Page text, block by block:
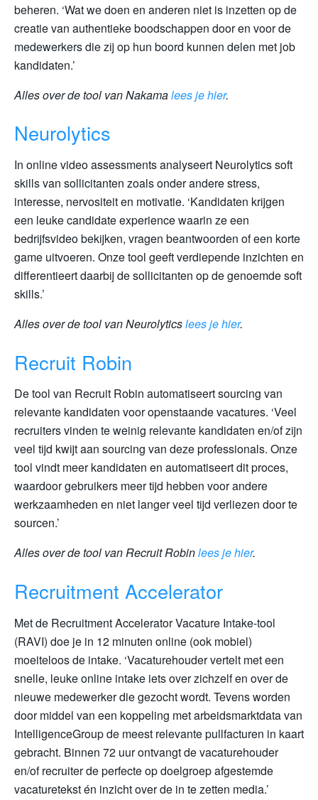
beheren. ‘Wat we doen en anderen niet is inzetten op de
creatie van authentieke boodschappen door en voor de
medewerkers die zij op hun boord kunnen delen met job
kandidaten.’
Alles over de tool van Nakamalees je hier.
Neurolytics
In online video assessments analyseert Neurolytics soft
skills van sollicitanten zoals onder andere stress,
interesse, nervositeit en motivatie. ‘Kandidaten krijgen
een leuke candidate experience waarin ze een
bedrijfsvideo bekijken, vragen beantwoorden of een korte
game uitvoeren. Onze tool geeft verdiepende inzichten en
differentieert daarbij de sollicitanten op de genoemde soft
skills.’
Alles over de tool van Neurolyticslees je hier.
Recruit Robin
De tool van Recruit Robin automatiseert sourcing van
relevante kandidaten voor openstaande vacatures. ‘Veel
recruiters vinden te weinig relevante kandidaten en/of zijn
veel tijd kwijt aan sourcing van deze professionals. Onze
tool vindt meer kandidaten en automatiseert dit proces,
waardoor gebruikers meer tijd hebben voor andere
werkzaamheden en niet langer veel tijd verliezen door te
sourcen.’
Alles over de tool van Recruit Robinlees je hier.
Recruitment Accelerator
Met de Recruitment Accelerator Vacature Intake-tool
(RAVI) doe je in 12 minuten online (ook mobiel)
moeiteloos de intake. ‘Vacaturehouder vertelt met een
snelle, leuke online intake iets over zichzelf en over de
nieuwe medewerker die gezocht wordt. Tevens worden
door middel van een koppeling met arbeidsmarktdata van
IntelligenceGroup de meest relevante pullfacturen in kaart
gebracht. Binnen 72 uur ontvangt de vacaturehouder
en/of recruiter de perfecte op doelgroep afgestemde
vacaturetekst én inzicht over de in te zetten media.’